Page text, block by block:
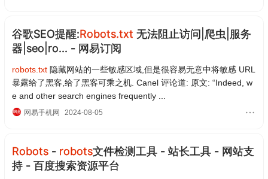
谷歌SEO提醒:Robots.txt 无法阻止访问|爬虫|服务
器|seo|ro... - 网易订阅
robots.txt 隐藏网站的一些敏感区域,但是很容易无意中将敏感 URL
暴露给了黑客,给了黑客可乘之机. Canel 评论道: 原文: “Indeed, w
e and other search engines frequently ...
网易手机网 2024-08-05
Robots - robots文件检测工具 - 站长工具 - 网站支
持 - 百度搜索资源平台